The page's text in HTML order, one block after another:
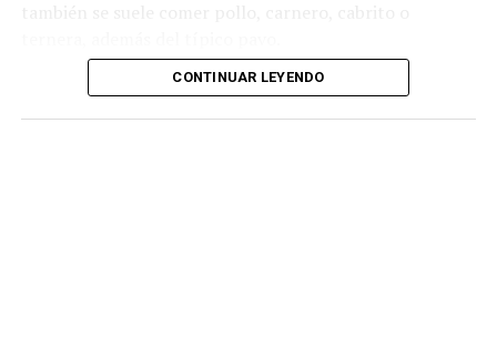
CONTINUAR LEYENDO